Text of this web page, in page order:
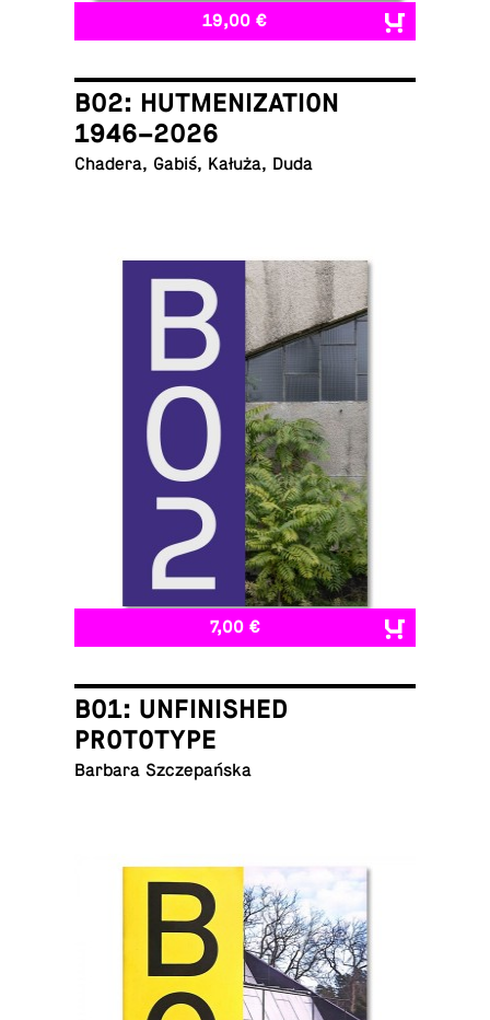
19,00 €
B02: HUTMENIZATION
1946–2026
Chadera, Gabiś, Kałuża, Duda
7,00 €
B01: UNFINISHED
PROTOTYPE
Barbara Szczepańska